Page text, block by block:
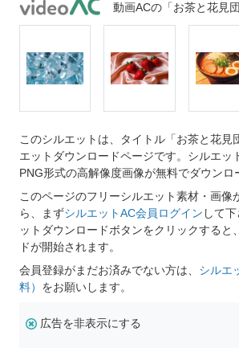
動画ACの「お茶と花見
このシルエットは、タイトル「お茶と花見
エットダウンロードページです。シルエッ
PNG形式の高解像度画像が無料でダウンロ
このページのフリーシルエット素材・画像
ら、まずシルエットAC会員ログイン して
ットダウンロードボタンをクリックすると
ドが開始されます。
会員登録がまだお済みでない方は、 シルエ
料） をお願いします。
広告を非表示にする